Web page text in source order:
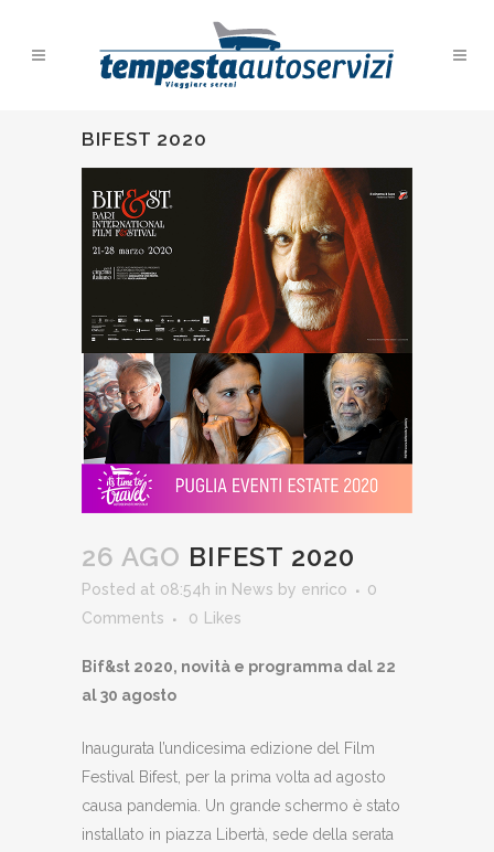
BIFEST 2020
26 AGO BIFEST 2020
Posted at 08:54h in News by enrico
0
Comments
0 Likes
Bif&st 2020, novità e programma dal 22
al 30 agosto
Inaugurata l’undicesima edizione del Film
Festival Bifest, per la prima volta ad agosto
causa pandemia. Un grande schermo è stato
installato in piazza Libertà, sede della serata